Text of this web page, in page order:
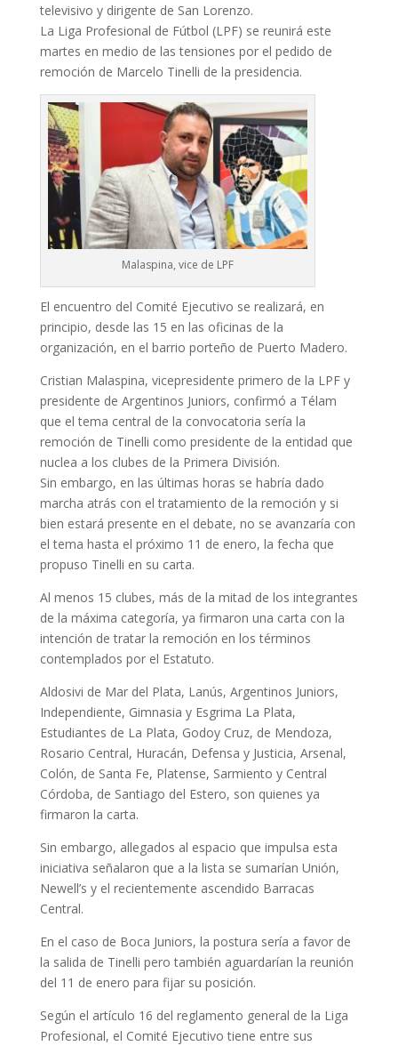
televisivo y dirigente de San Lorenzo.
La Liga Profesional de Fútbol (LPF) se reunirá este
martes en medio de las tensiones por el pedido de
remoción de Marcelo Tinelli de la presidencia.
Malaspina, vice de LPF
El encuentro del Comité Ejecutivo se realizará, en
principio, desde las 15 en las oficinas de la
organización, en el barrio porteño de Puerto Madero.
Cristian Malaspina, vicepresidente primero de la LPF y
presidente de Argentinos Juniors, confirmó a Télam
que el tema central de la convocatoria sería la
remoción de Tinelli como presidente de la entidad que
nuclea a los clubes de la Primera División.
Sin embargo, en las últimas horas se habría dado
marcha atrás con el tratamiento de la remoción y si
bien estará presente en el debate, no se avanzaría con
el tema hasta el próximo 11 de enero, la fecha que
propuso Tinelli en su carta.
Al menos 15 clubes, más de la mitad de los integrantes
de la máxima categoría, ya firmaron una carta con la
intención de tratar la remoción en los términos
contemplados por el Estatuto.
Aldosivi de Mar del Plata, Lanús, Argentinos Juniors,
Independiente, Gimnasia y Esgrima La Plata,
Estudiantes de La Plata, Godoy Cruz, de Mendoza,
Rosario Central, Huracán, Defensa y Justicia, Arsenal,
Colón, de Santa Fe, Platense, Sarmiento y Central
Córdoba, de Santiago del Estero, son quienes ya
firmaron la carta.
Sin embargo, allegados al espacio que impulsa esta
iniciativa señalaron que a la lista se sumarían Unión,
Newell’s y el recientemente ascendido Barracas
Central.
En el caso de Boca Juniors, la postura sería a favor de
la salida de Tinelli pero también aguardarían la reunión
del 11 de enero para fijar su posición.
Según el artículo 16 del reglamento general de la Liga
Profesional, el Comité Ejecutivo tiene entre sus